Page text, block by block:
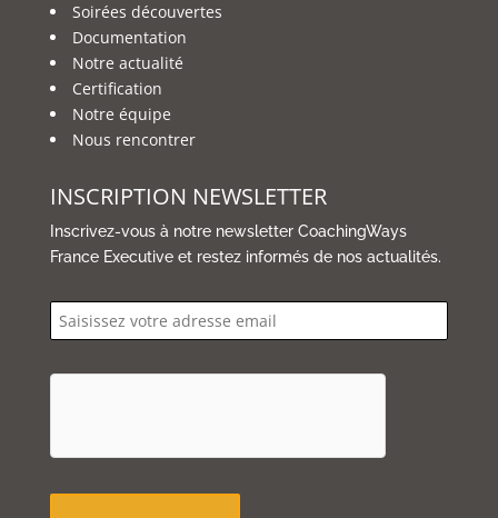
Soirées découvertes
Documentation
Notre actualité
Certification
Notre équipe
Nous rencontrer
INSCRIPTION NEWSLETTER
Inscrivez-vous à notre newsletter CoachingWays
France Executive et restez informés de nos actualités.
email